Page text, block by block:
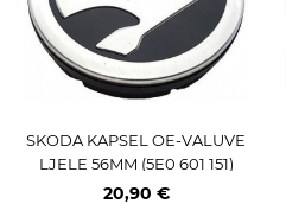
SKODA KAPSEL OE-VALUVE
LJELE 56MM (5E0 601 151)
20,90 €